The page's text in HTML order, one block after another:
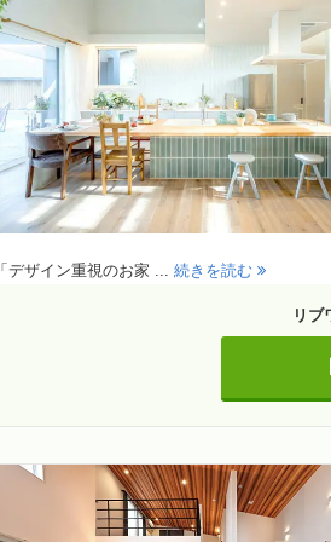
「デザイン重視のお家 ... 続きを読む
リブ